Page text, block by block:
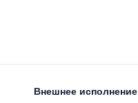
Внешнее исполнение